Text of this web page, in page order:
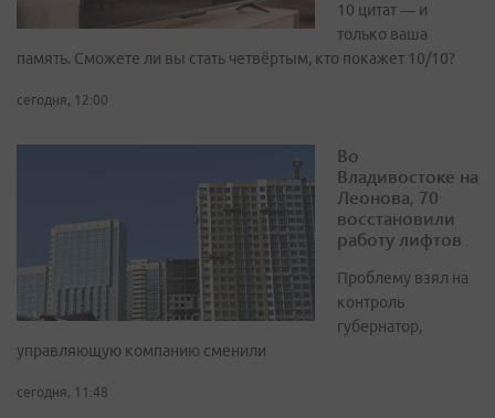
10 цитат — и
только ваша
память. Сможете ли вы стать четвёртым, кто покажет 10/10?
сегодня, 12:00
Во
Владивостоке на
Леонова, 70
восстановили
работу лифтов
Проблему взял на
контроль
губернатор,
управляющую компанию сменили
сегодня, 11:48